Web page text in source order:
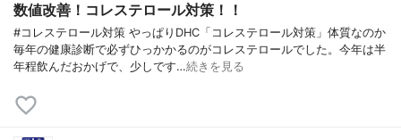
数値改善！コレステロール対策！！
#コレステロール対策 やっぱりDHC「コレステロール対策」体質なのか
毎年の健康診断で必ずひっかかるのがコレステロールでした。今年は半
年程飲んだおかげで、少しです…続きを見る